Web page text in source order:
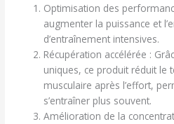
Optimisation des
augmenter la puissance et
d’entraînement intensives.
Récupération accélérée :
uniques, ce produit réduit le
musculaire après l’effort,
s’entraîner plus souvent.
Amélioration de la